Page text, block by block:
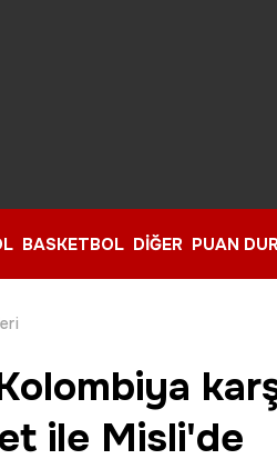
BASKETBOL DİĞER PUAN
ile Misli'de